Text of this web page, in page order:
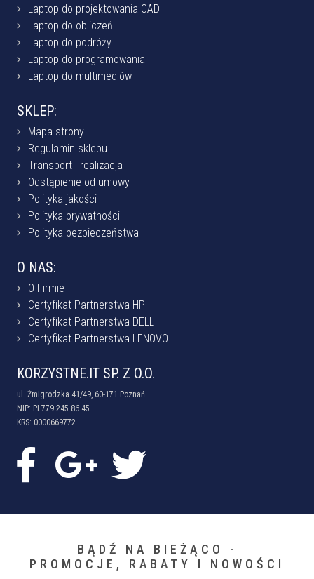
Laptop do projektowania CAD
Laptop do obliczeń
Laptop do podróży
Laptop do programowania
Laptop do multimediów
SKLEP:
Mapa strony
Regulamin sklepu
Transport i realizacja
Odstąpienie od umowy
Polityka jakości
Polityka prywatności
Polityka bezpieczeństwa
O NAS:
O Firmie
Certyfikat Partnerstwa HP
Certyfikat Partnerstwa DELL
Certyfikat Partnerstwa LENOVO
KORZYSTNE.IT SP. Z O.O.
ul. Żmigrodzka 41/49, 60-171 Poznań
NIP: PL779 245 86 45
KRS: 0000669772
BĄDŹ NA BIEŻĄCO -
PROMOCJE, RABATY I NOWOŚCI